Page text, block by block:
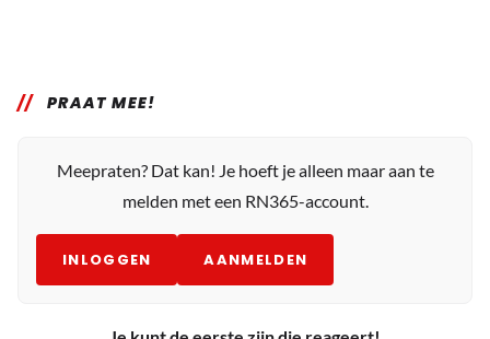
PRAAT MEE!
Meepraten? Dat kan! Je hoeft je alleen maar aan te
melden met een RN365-account.
INLOGGEN AANMELDEN